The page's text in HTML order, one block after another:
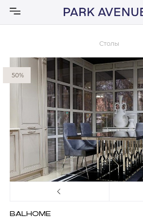
Аксессуары
Ковры
Мебель
Свет
Акции
Столы
50%
BALHOME